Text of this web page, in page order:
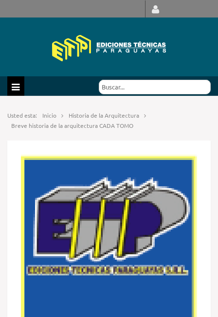
Usted esta: Inicio
Historia de la Arquitectura
Breve historia de la arquitectura CADA TOMO